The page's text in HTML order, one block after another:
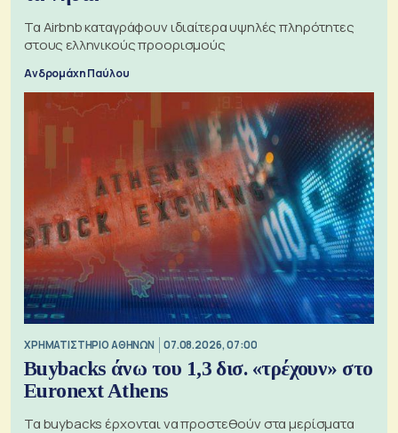
Τα Airbnb καταγράφουν ιδιαίτερα υψηλές πληρότητες
στους ελληνικούς προορισμούς
Ανδρομάχη Παύλου
XΡΗΜΑΤΙΣΤΗΡΙΟ ΑΘΗΝΩΝ 07.08.2026, 07:00
Buybacks άνω του 1,3 δισ. «τρέχουν» στο
Euronext Athens
Τα buybacks έρχονται να προστεθούν στα μερίσματα